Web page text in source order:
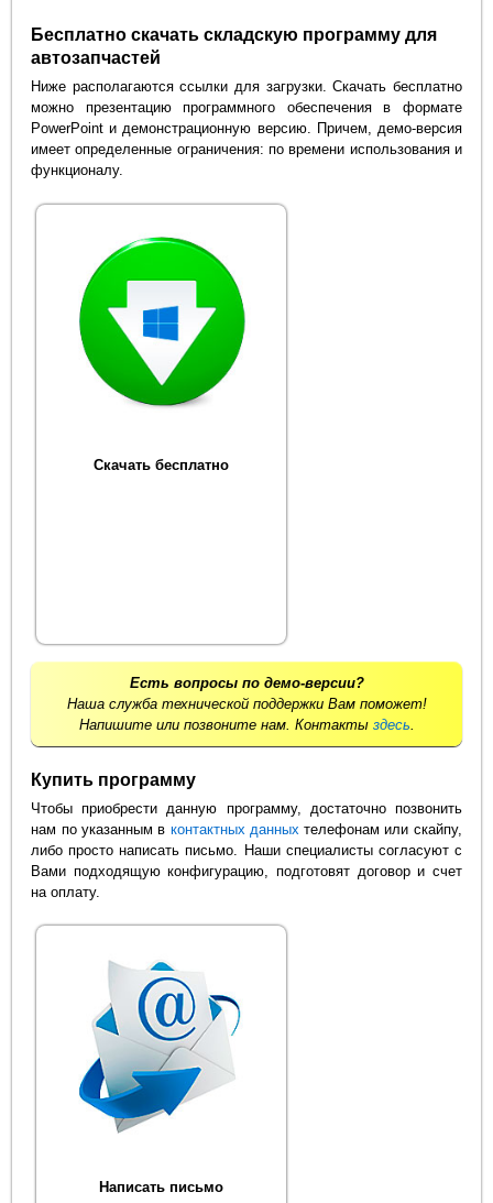
Бесплатно скачать складскую программу для
автозапчастей
Ниже располагаются ссылки для загрузки. Скачать бесплатно
можно презентацию программного обеспечения в формате
PowerPoint и демонстрационную версию. Причем, демо-версия
имеет определенные ограничения: по времени использования и
функционалу.
Скачать бесплатно
Есть вопросы по демо-версии?
Наша служба технической поддержки Вам поможет!
Напишите или позвоните нам. Контакты здесь
Купить программу
Чтобы приобрести данную программу, достаточно позвонить
нам по указанным в контактных данных телефонам или скайпу,
либо просто написать письмо. Наши специалисты согласуют с
Вами подходящую конфигурацию, подготовят договор и счет
на оплату.
Написать письмо